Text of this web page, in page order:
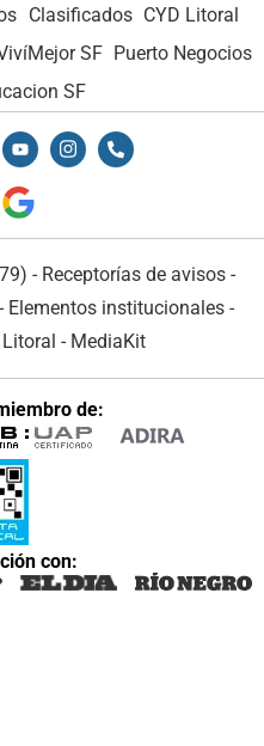
Clasificados CYD Litoral
SF Puerto Negocios
SF
- Receptorías de avisos -
- Elementos institucionales -
- MediaKit
de:
con: